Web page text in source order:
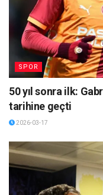
SPOR
50 yıl sonra ilk:
tarihine geçti
2026-03-17